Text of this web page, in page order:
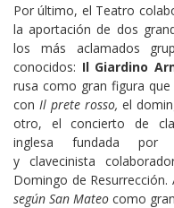
Por último, el Teatro
la aportación de dos
los más aclamados
conocidos: Il Giardino
rusa como gran figura
con Il prete rosso, el
otro, el concierto de
inglesa fundada por
y clavecinista
Domingo de
según San Mateo como